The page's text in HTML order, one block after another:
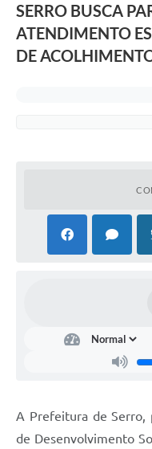
LDO
Licitações
Lei Aldir Blanc
Chamamento Público
Arquivos para Download
SIC
SERRO BUSCA
ATENDIMENTO
DE
A Prefeitura de Serro,
de Desenvolvimento